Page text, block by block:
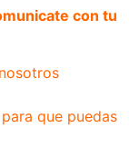
con tu
que puedas